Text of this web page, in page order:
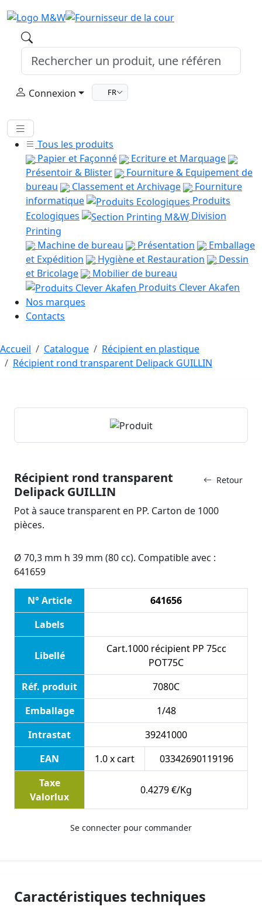
Connexion FR
Tous les produits
Papier et Façonné
Ecriture et Marquage
Présentoir & Blister
Fourniture & Equipement de
bureau
Classement et Archivage
Fourniture
informatique
Produits
Ecologiques
Division
Printing
Machine de bureau
Présentation
Emballage
et Expédition
Hygiène et Restauration
Dessin
et Bricolage
Mobilier de bureau
Produits Clever Akafen
Nos marques
Contacts
Accueil Catalogue
Récipient en plastique
Récipient rond transparent Delipack GUILLIN
Retour
Récipient rond transparent
Delipack GUILLIN
Pot à sauce transparent en PP. Carton de 1000
pièces.
Ø 70,3 mm h 39 mm (80 cc). Compatible avec :
641659
N° Article
641656
Labels
Libellé
Cart.1000 récipient PP 75cc
POT75C
Réf. produit
7080C
Emballage
1/48
Intrastat
39241000
EAN
1.0 x cart
03342690119196
Taxe
Valorlux
0.4279 €/Kg
Se connecter pour commander
Caractéristiques techniques